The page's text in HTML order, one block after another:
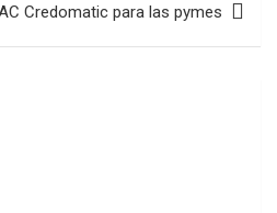
Credomatic para las pymes